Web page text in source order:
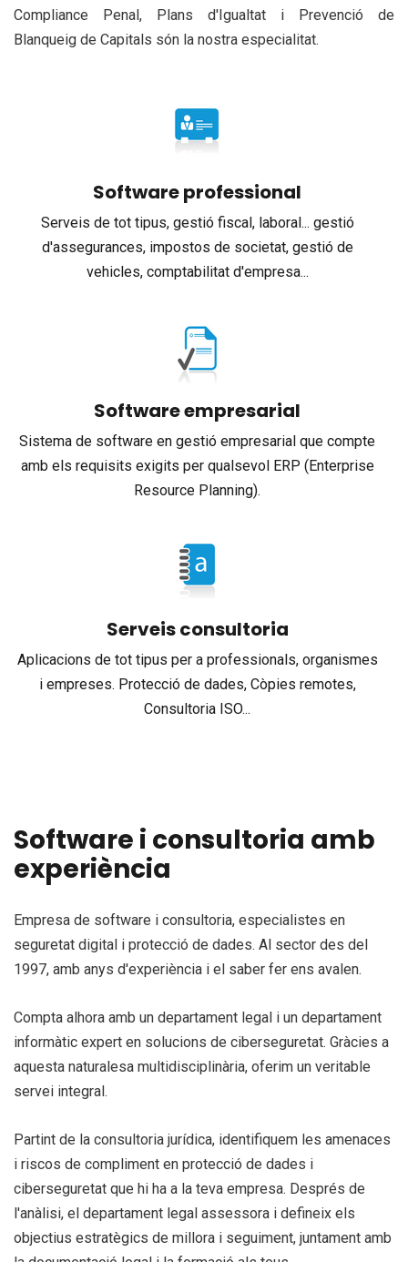
Compliance Penal, Plans d'Igualtat i Prevenció de
Blanqueig de Capitals són la nostra especialitat.
Software professional
Serveis de tot tipus, gestió fiscal, laboral... gestió
d'assegurances, impostos de societat, gestió de
vehicles, comptabilitat d'empresa...
Software empresarial
Sistema de software en gestió empresarial que compte
amb els requisits exigits per qualsevol ERP (Enterprise
Resource Planning).
Serveis consultoria
Aplicacions de tot tipus per a professionals, organismes
i empreses. Protecció de dades, Còpies remotes,
Consultoria ISO...
Software i consultoria amb
experiència
Empresa de software i consultoria, especialistes en
seguretat digital i protecció de dades. Al sector des del
1997, amb anys d'experiència i el saber fer ens avalen.
Compta alhora amb un departament legal i un departament
informàtic expert en solucions de ciberseguretat. Gràcies a
aquesta naturalesa multidisciplinària, oferim un veritable
servei integral.
Partint de la consultoria jurídica, identifiquem les amenaces
i riscos de compliment en protecció de dades i
ciberseguretat que hi ha a la teva empresa. Després de
l'anàlisi, el departament legal assessora i defineix els
objectius estratègics de millora i seguiment, juntament amb